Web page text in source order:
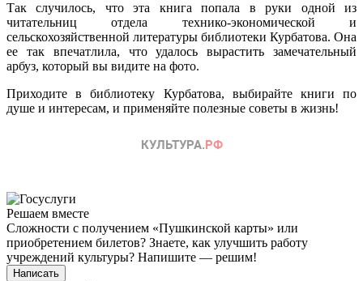
Так случилось, что эта книга попала в руки одной из
читательниц отдела технико-экономической и
сельскохозяйственной литературы библиотеки Курбатова. Она
ее так впечатлила, что удалось вырастить замечательный
арбуз, который вы видите на фото.
Приходите в библиотеку Курбатова, выбирайте книги по
душе и интересам, и применяйте полезные советы в жизнь!
Решаем вместе
Сложности с получением «Пушкинской карты» или
приобретением билетов? Знаете, как улучшить работу
учреждений культуры? Напишите — решим!
Написать